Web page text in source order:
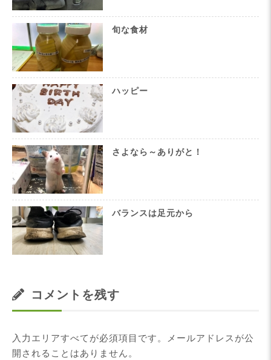
旬な食材
ハッピー
さよなら～ありがと！
バランスは足元から
コメントを残す
入力エリアすべてが必須項目です。メールアドレスが公
開されることはありません。